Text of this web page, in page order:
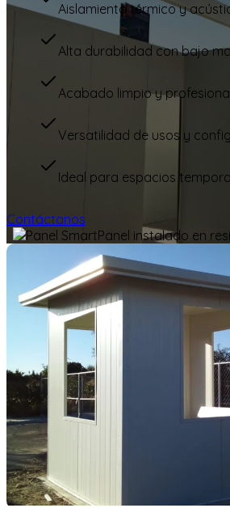
Aislamiento térmico y
Alta durabilidad con bajo
Acabado limpio y profesional
Versatilidad de usos y
Ideal para espacios
Contáctanos